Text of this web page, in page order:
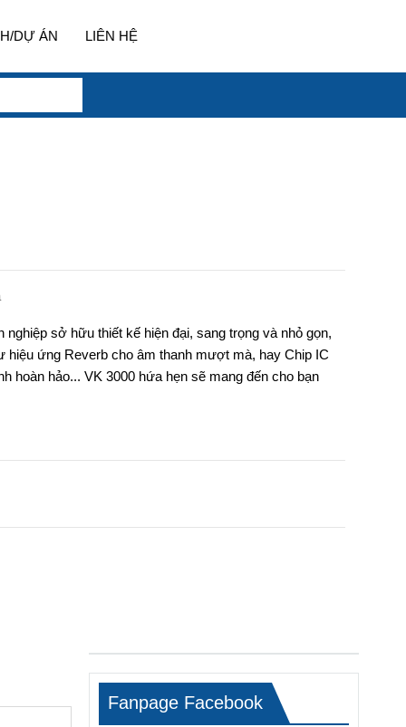
DỰ ÁN LIÊN HỆ
nghiệp sở hữu thiết kế hiện đại, sang trọng và nhỏ gọn,
ứng Reverb cho âm thanh mượt mà, hay Chip IC
hoàn hảo... VK 3000 hứa hẹn sẽ mang đến cho bạn
Fanpage Facebook